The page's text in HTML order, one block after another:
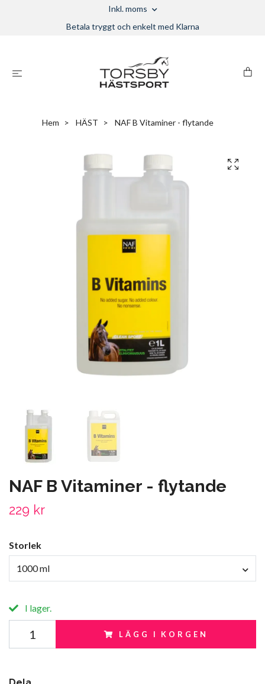
Inkl. moms
Betala tryggt och enkelt med Klarna
Hem HÄST NAF B Vitaminer - flytande
NAF B Vitaminer - flytande
229 kr
Storlek
1000 ml
I lager.
LÄGG I KORGEN